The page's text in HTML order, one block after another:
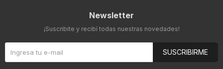
Newsletter
¡Suscribite y recibí todas nuestras novedades!
SUSCRIBIRME